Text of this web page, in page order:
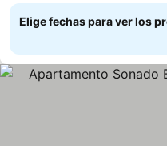
Elige fechas para ver los